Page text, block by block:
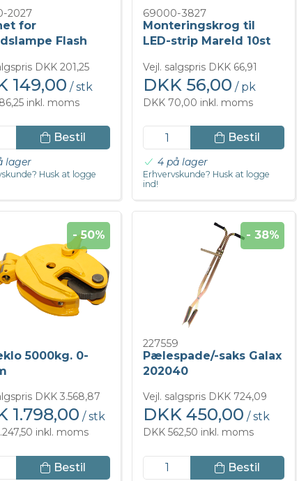
2027
for
Flash
DKK 201,25
149,00 / stk
inkl. moms
Bestil
lager
Husk at logge
69000-3827
Monteringskrog til
LED-strip Mareld 10st
Vejl. salgspris DKK 66,91
DKK 56,00 / pk
DKK 70,00 inkl. moms
Bestil
4 på lager
Erhvervskunde? Husk at logge
ind!
- 50%
5000kg. 0-
DKK 3.568,87
1.798,00 / stk
inkl. moms
Bestil
- 38%
227559
Pælespade/-saks Galax
202040
Vejl. salgspris DKK 724,09
DKK 450,00 / stk
DKK 562,50 inkl. moms
Bestil